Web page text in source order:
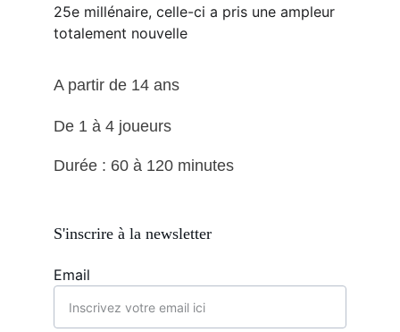
25e millénaire, celle-ci a pris une ampleur
totalement nouvelle
A partir de 14 ans
De 1 à 4 joueurs
Durée : 60 à 120 minutes
Email
S'inscrire à la newsletter